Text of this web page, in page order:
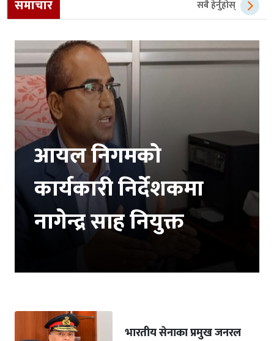
समाचार सबै हेर्नुहोस्
आयल निगमको
कार्यकारी निर्देशकमा
नागेन्द्र साह नियुक्त
भारतीय सेनाका प्रमुख जनरल